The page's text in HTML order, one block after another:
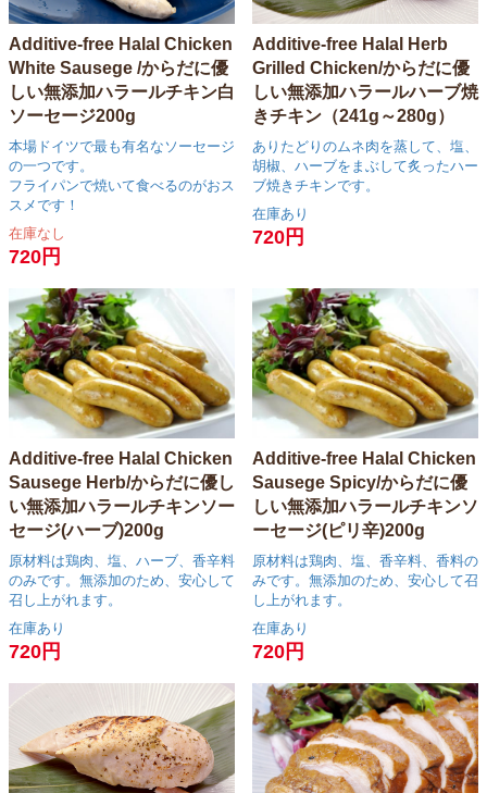
Additive-free Halal Chicken
White Sausege /からだに優
しい無添加ハラールチキン白
ソーセージ200g
本場ドイツで最も有名なソーセージ
の一つです。
フライパンで焼いて食べるのがおス
スメです！
在庫なし
720円
Additive-free Halal Herb
Grilled Chicken/からだに優
しい無添加ハラールハーブ焼
きチキン（241g～280g）
ありたどりのムネ肉を蒸して、塩、
胡椒、ハーブをまぶして炙ったハー
ブ焼きチキンです。
在庫あり
720円
Additive-free Halal Chicken
Sausege Herb/からだに優し
い無添加ハラールチキンソー
セージ(ハーブ)200g
原材料は鶏肉、塩、ハーブ、香辛料
のみです。無添加のため、安心して
召し上がれます。
在庫あり
720円
Additive-free Halal Chicken
Sausege Spicy/からだに優
しい無添加ハラールチキンソ
ーセージ(ピリ辛)200g
原材料は鶏肉、塩、香辛料、香料の
みです。無添加のため、安心して召
し上がれます。
在庫あり
720円